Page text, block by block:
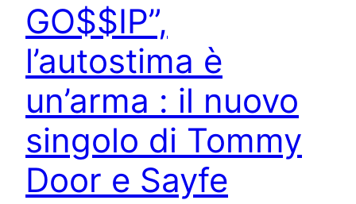
GO$$IP”,
l’autostima è
un’arma : il nuovo
singolo di Tommy
Door e Sayfe